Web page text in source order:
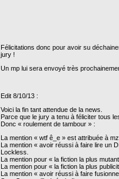
Félicitations donc pour avoir su
jury !
Un mp lui sera envoyé très
Edit 8/10/13 :
Voici la fin tant attendue de la news.
Parce que le jury a tenu à féliciter tous
Donc « roulement de tambour » :
La mention « wtf ê_e » est attribuée à
La mention « avoir réussi à faire lire un
Lockless.
La mention pour « la fiction la plus
La mention pour « la fiction la plus
La mention « avoir réussi à faire